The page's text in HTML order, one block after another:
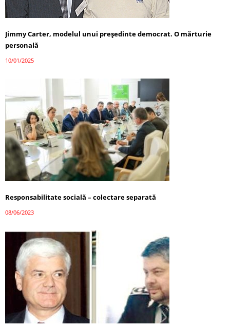
Jimmy Carter, modelul unui președinte democrat. O mărturie
personală
10/01/2025
Responsabilitate socială – colectare separată
08/06/2023